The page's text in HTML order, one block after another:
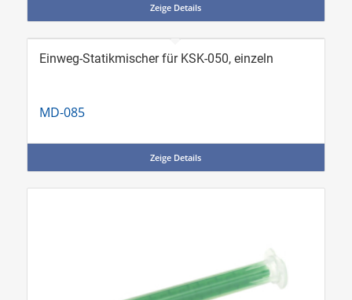
Zeige Details
Einweg-Statikmischer für KSK-050, einzeln
MD-085
Zeige Details